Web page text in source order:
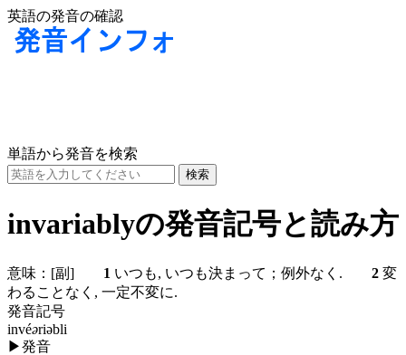
英語の発音の確認
単語から発音を検索
invariablyの発音記号と読み方
意味： [副] 1 いつも, いつも決まって；例外なく. 2 変
わることなく, 一定不変に.
発音記号
invéəriəbli
▶発音